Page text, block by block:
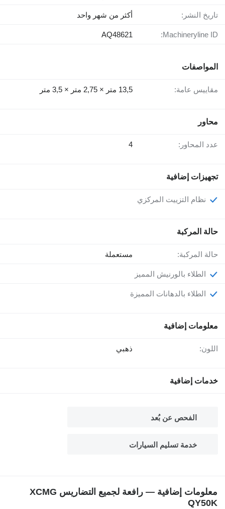
تاريخ النشر: أكثر من شهر واحد
Machineryline ID:
AQ48621
المواصفات
مقاييس عامة: 13,5 متر × 2,75 متر × 3,5 متر
محاور
عدد المحاور: 4
تجهيزات إضافية
نظام التزييت المركزي
حالة المركبة
حالة المركبة: مستعملة
الطلاء بالورنيش المميز
الطلاء بالدهانات المميزة
معلومات إضافية
اللون: ذهبي
خدمات إضافية
الفحص عن بُعد
خدمة تسليم السيارات
معلومات إضافية — رافعة لجميع التضاريس XCMG
QY50K